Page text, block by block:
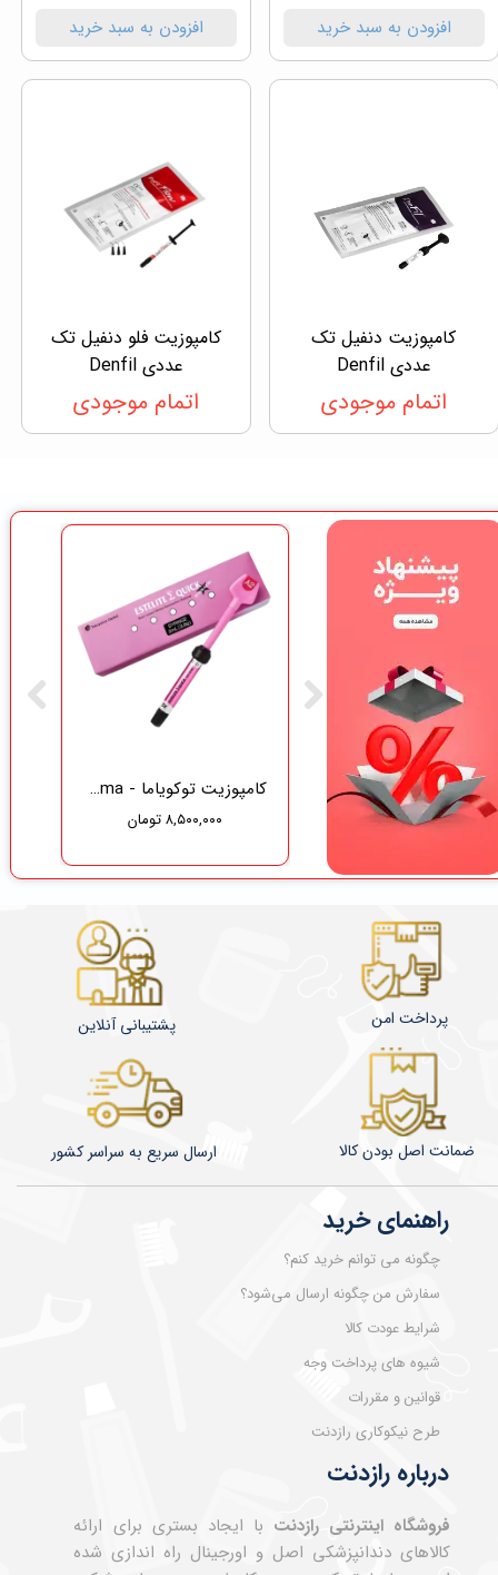
افزودن به سبد خرید افزودن به سبد خرید
کامپوزیت دنفیل تک
عددی Denfil
اتمام موجودی
کامپوزیت فلو دنفیل تک
عددی Denfil
اتمام موجودی
کامپوزیت توکویاما - Tokuyama
۸,۵۰۰,۰۰۰ تومان
گاز دندانپزشکی نفیس طب سلامت
۳۷۵,۰۰۰ تومان
درباره رازدنت
فروشگاه اینترنتی رازدنت با ایجاد بستری برای ارائه
کالاهای دندانپزشکی اصل و اورجینال راه اندازی شده
راهنمای خرید
چگونه می توانم خرید کنم؟
سفارش من چگونه ارسال می‌شود؟
شرایط عودت کالا
شیوه های پرداخت وجه
قوانین و مقررات
طرح نیکوکاری رازدنت
​​​​ارسال سریع به سراسر کشور ضمانت اصل بودن کالا
پشتیبانی آنلاین پرداخت امن